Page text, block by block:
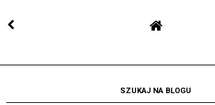
SZUKAJ NA BLOGU